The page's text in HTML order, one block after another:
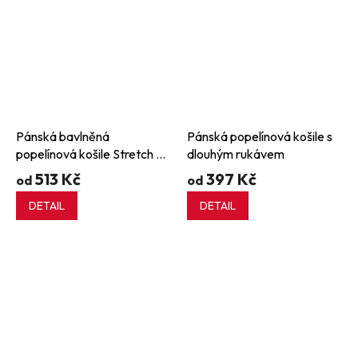
Pánská bavlněná
popelínová košile Stretch Fit
s krátkým rukávem
od 513 Kč
DETAIL
Pánská popelínová košile s
dlouhým rukávem
od 397 Kč
DETAIL